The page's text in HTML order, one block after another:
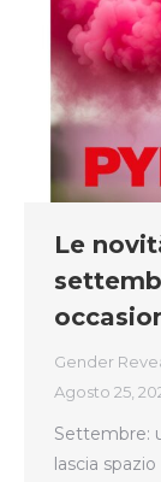
Le
Gender
Agosto 25,
Settembre:
lascia